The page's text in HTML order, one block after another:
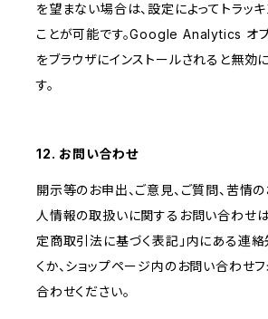
を望まない場合は、設定によってトラッ
ことが可能です。Google Analytics オ
をブラウザにインストールされると無効
す。
12. お問い合わせ
開示等のお申出、ご意見、ご質問、苦情
人情報の取扱いに関するお問い合わせは
定商取引法に基づく表記」内にある連
くか、ショップページ内のお問い合わせ
合わせください。